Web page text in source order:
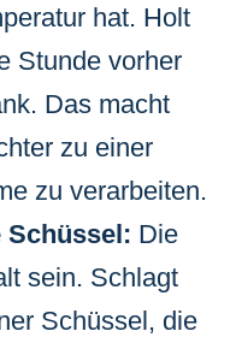
hat. Holt
Stunde vorher
Das macht
zu einer
zu verarbeiten.
Schüssel: Die
sein. Schlagt
Schüssel, die